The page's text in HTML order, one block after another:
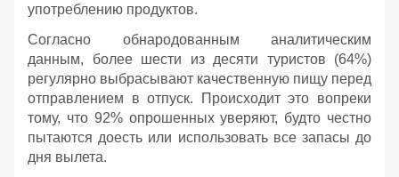
употреблению продуктов.
Согласно обнародованным аналитическим
данным, более шести из десяти туристов (64%)
регулярно выбрасывают качественную пищу перед
отправлением в отпуск. Происходит это вопреки
тому, что 92% опрошенных уверяют, будто честно
пытаются доесть или использовать все запасы до
дня вылета.